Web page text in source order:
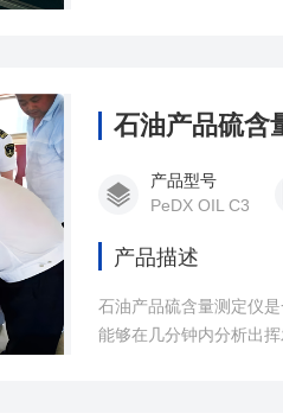
石油产品硫含
产品型号
PeDX OIL C3
产品描述
石油产品硫含量测定仪
能够在几分钟内分析出